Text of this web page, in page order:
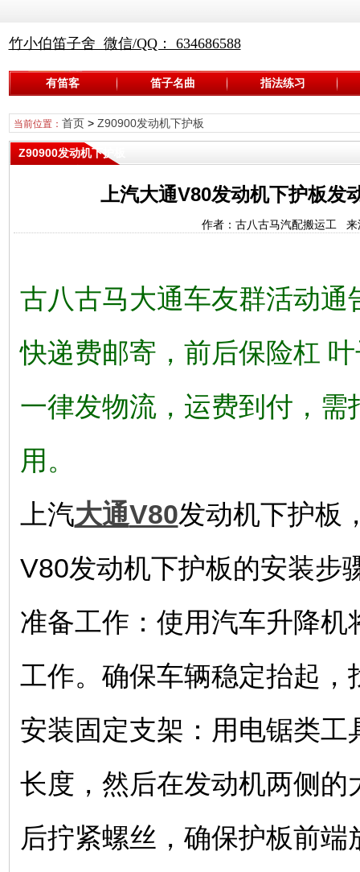
竹小伯笛子舍 微信/QQ： 634686588
有笛客 笛子名曲 指法练习
当前位置： 首页> Z90900发动机下护板
Z90900发动机下护板
上汽大通V80发动机下护板发
作者：古八古马汽配搬运工
古八古马大通车友群活动
快递费邮寄，前后保险杠
一律发物流，运费到付，
用。
上汽大通V80发动机下护板
V80发动机下护板的安装步
准备工作‌：使用汽车升降
工作。确保车辆稳定抬起
安装固定支架‌：用电锯类
长度，然后在发动机两侧
后拧紧螺丝，确保护板前